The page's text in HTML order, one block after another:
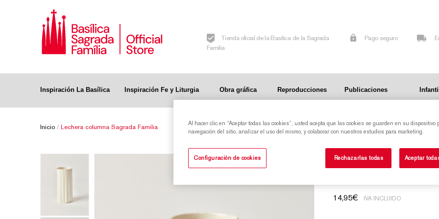
Tienda oficial de la Basílica de la Sagrada
Familia
Pago seguro
Inspiración La Basílica Inspiración Fe y Liturgia Obra gráfica Reproducciones Publicaciones Infantil
Inicio / Lechera columna Sagrada Familia
Lechera
14,95€ IVA INCLUIDO
Al hacer clic en “Aceptar todas las cookies”, usted acepta que las cookies se guarden en su dispositivo
navegación del sitio, analizar el uso del mismo, y colaborar con nuestros estudios para marketing.
Configuración de cookies Rechazarlas todas Aceptar